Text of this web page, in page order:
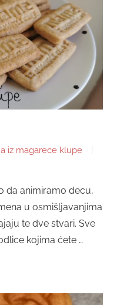
iz magarece klupe
da animiramo decu,
u osmišljavanjima
te dve stvari. Sve
kojima ćete …